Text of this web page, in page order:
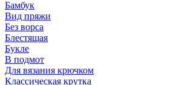
Бамбук
Вид пряжи
Без ворса
Блестящая
Букле
В подмот
Для вязания крючком
Классическая крутка